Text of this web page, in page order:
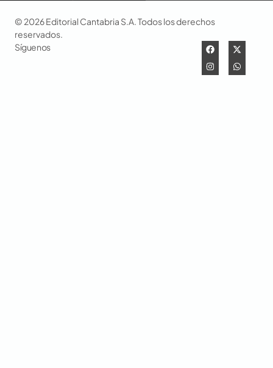
© 2026 Editorial Cantabria S.A. Todos los derechos
reservados.
Síguenos